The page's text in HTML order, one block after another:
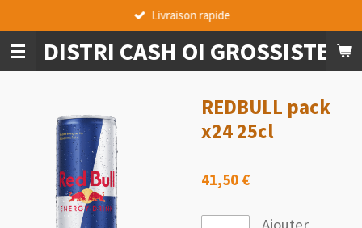
au
contenu
principal
DISTRI CASH OI GROSSISTE
Livraison rapide
REDBULL pack
x24 25cl
41,50 €